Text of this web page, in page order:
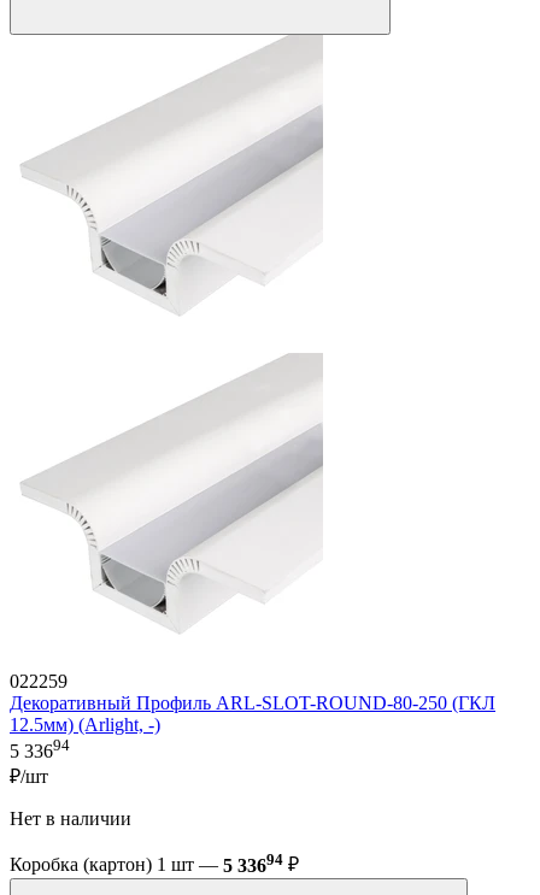
022259
Декоративный Профиль ARL-SLOT-ROUND-80-250 (ГКЛ
12.5мм) (Arlight, -)
5 33694
₽/шт
Нет в наличии
Коробка (картон) 1 шт — 5 33694 ₽